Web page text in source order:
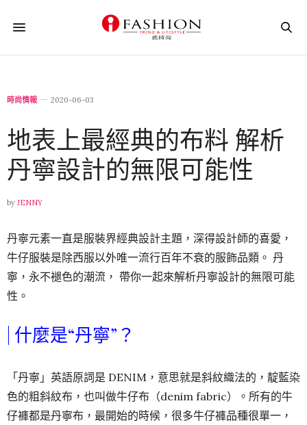
時尚情報 2020-06-03
地表上最經典的布料 解析
丹寧設計的無限可能性
by JENNY
丹寧元素一直是服裝界經典設計主題，深得設計師的喜愛，
牛仔服裝是除西服以外唯一流行百年不衰的服飾品類。 丹
寧，永不褪色的潮流， 帶你一起來解析丹寧設計的無限可能
性。
| 什麼是“丹寧”？
「丹寧」英語原詞是 DENIM，意思就是斜紋織法的，靛藍染
色的粗斜紋布，也叫做牛仔布（denim fabric）。所有的牛
仔褲都是丹寧布，最開始的時候，很多牛仔褲品種很單一，